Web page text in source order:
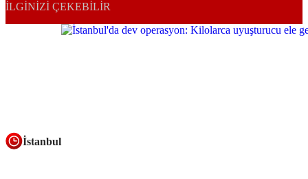
İLGINIZI ÇEKEBILIR
İstanbul